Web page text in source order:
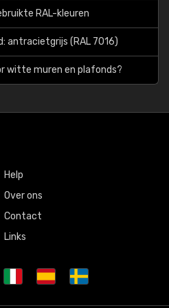
RAL-kleuren
antracietgrijs (RAL 7016)
witte muren en plafonds?
Help
Over ons
Contact
Links